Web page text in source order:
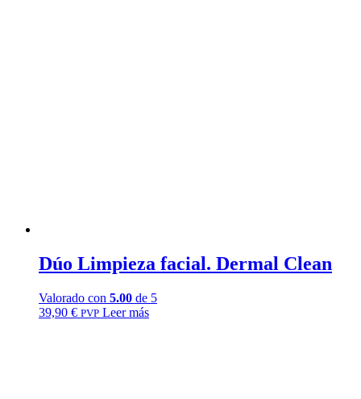
Dúo Limpieza facial. Dermal Clean
Valorado con 5.00 de 5
39,90 € PVP Leer más